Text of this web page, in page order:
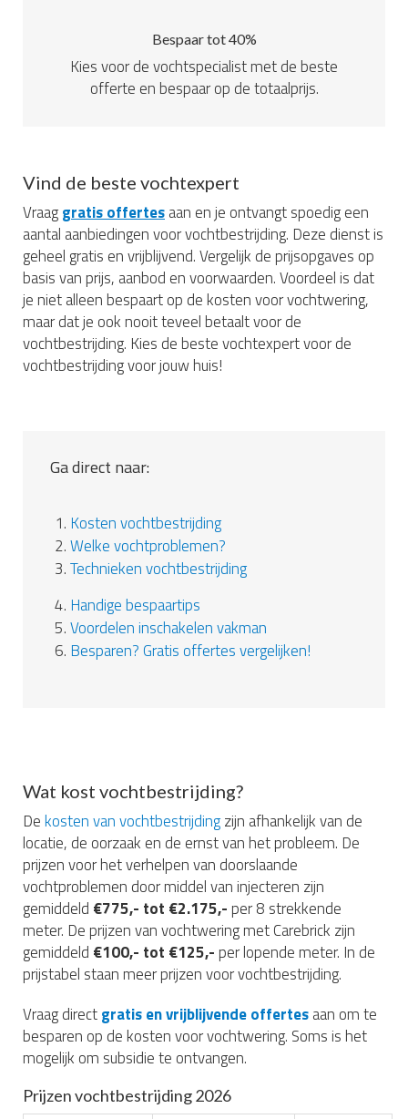
Bespaar tot 40%
Kies voor de vochtspecialist met de beste
offerte en bespaar op de totaalprijs.
Vind de beste vochtexpert
Vraaggratis offertesaan en je ontvangt spoedig een
aantal aanbiedingen voor vochtbestrijding. Deze dienst is
geheel gratis en vrijblijvend. Vergelijk de prijsopgaves op
basis van prijs, aanbod en voorwaarden. Voordeel is dat
je niet alleen bespaart op de kosten voor vochtwering,
maar dat je ook nooit teveel betaalt voor de
vochtbestrijding. Kies de beste vochtexpert voor de
vochtbestrijding voor jouw huis!
Ga direct naar:
1. Kosten vochtbestrijding
2.Welke vochtproblemen?
3.Technieken vochtbestrijding
4. Handige bespaartips
5.Voordelen inschakelen vakman
6. Besparen? Gratis offertes vergelijken!
Wat kost vochtbestrijding?
Dekosten van vochtbestrijdingzijn afhankelijk van de
locatie, de oorzaak en de ernst van het probleem. De
prijzen voor het verhelpen van doorslaande
vochtproblemen door middel van injecteren zijn
gemiddeld €775,- tot €2.175,- per 8 strekkende
meter. De prijzen van vochtwering met Carebrick zijn
gemiddeld €100,- tot €125,- per lopende meter. In de
prijstabel staan meer prijzen voor vochtbestrijding.
Vraag directgratis en vrijblijvende offertesaan om te
besparen op de kosten voor vochtwering. Soms is het
mogelijk om subsidie te ontvangen.
Prijzen vochtbestrijding 2026